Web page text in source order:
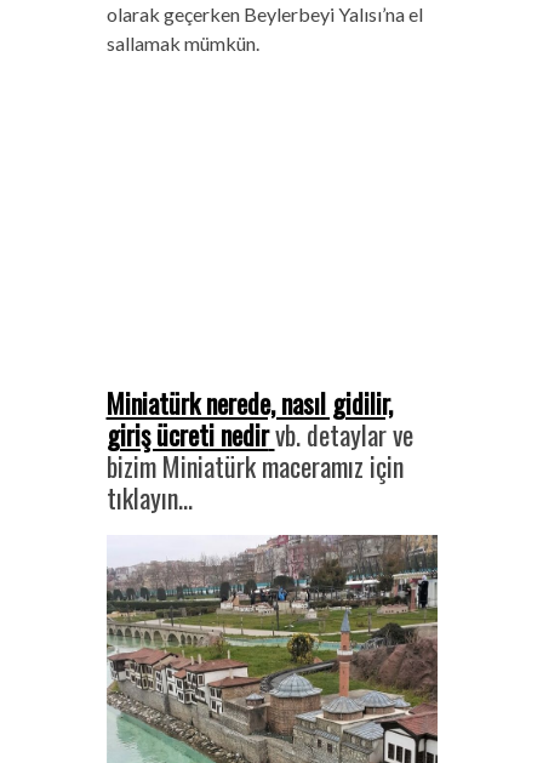
olarak geçerken Beylerbeyi Yalısı’na el
sallamak mümkün.
Miniatürk nerede, nasıl gidilir,
giriş ücreti nedirvb. detaylar ve
bizim Miniatürk maceramız için
tıklayın…